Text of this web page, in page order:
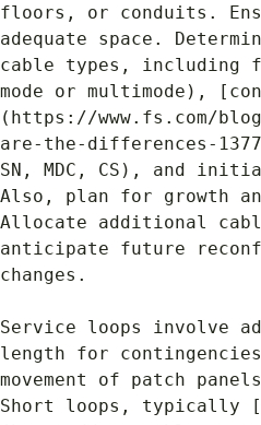
floors, or conduits.
adequate space.
cable types, including
mode or multimode),
(https://www.fs.com/blog/
are-the-differences-
SN, MDC, CS), and
Also, plan for growth
Allocate additional
anticipate future
changes.
Service loops involve
length for
movement of patch
Short loops, typically